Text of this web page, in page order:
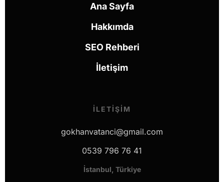
Ana Sayfa
Hakkımda
SEO Rehberi
İletişim
İLETIŞIM
gokhanvatanci@gmail.com
0539 796 76 41
İstanbul, Türkiye